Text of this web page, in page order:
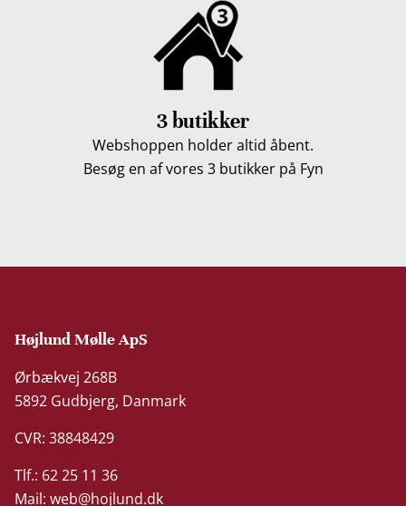
3 butikker
Webshoppen holder altid åbent.
Besøg en af vores 3 butikker på Fyn
Højlund Mølle ApS
Ørbækvej 268B
5892 Gudbjerg, Danmark
CVR: 38848429
Tlf.: 62 25 11 36
Mail:web@hojlund.dk